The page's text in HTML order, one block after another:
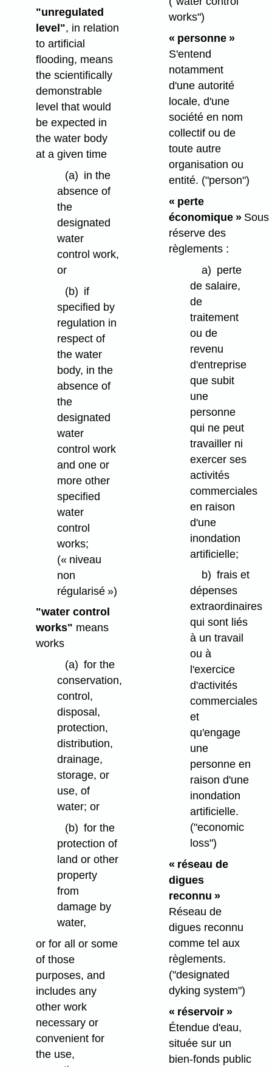
"unregulated
level", in relation
to artificial
flooding, means
the scientifically
demonstrable
level that would
be expected in
the water body
at a given time
(a) in the
absence of
the
designated
water
control work,
or
(b) if
specified by
regulation in
respect of
the water
body, in the
absence of
the
designated
water
control work
and one or
more other
specified
water
control
works;
(« niveau
non
régularisé »)
"water control
works" means
works
(a) for the
conservation,
control,
disposal,
protection,
distribution,
drainage,
storage, or
use, of
water; or
(b) for the
protection of
land or other
property
from
damage by
water,
or for all or some
of those
purposes, and
includes any
other work
necessary or
convenient for
the use,
works")
« personne »
S'entend
notamment
d'une autorité
locale, d'une
société en nom
collectif ou de
toute autre
organisation ou
entité. ("person")
« perte
économique »Sous
réserve des
règlements :
a) perte
de salaire,
de
traitement
ou de
revenu
d'entreprise
que subit
une
personne
qui ne peut
travailler ni
exercer ses
activités
commerciales
en raison
d'une
inondation
artificielle;
b) frais et
dépenses
extraordinaires
qui sont liés
à un travail
ou à
l'exercice
d'activités
commerciales
et
qu'engage
une
personne en
raison d'une
inondation
artificielle.
("economic
loss")
« réseau de
digues
reconnu »
Réseau de
digues reconnu
comme tel aux
règlements.
("designated
dyking system")
« réservoir »
Étendue d'eau,
située sur un
bien-fonds public